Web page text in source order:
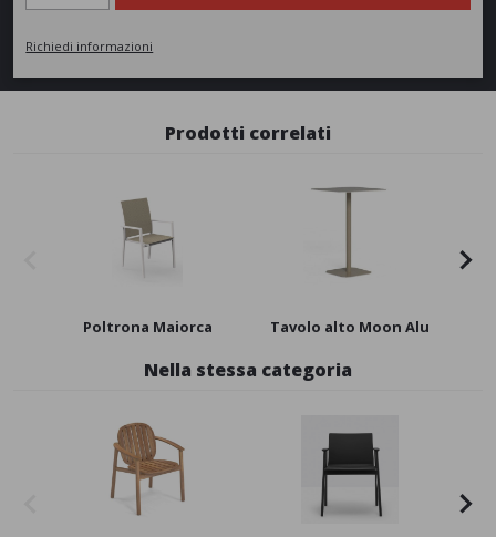
Richiedi informazioni
Prodotti correlati
Poltrona Maiorca Tavolo alto Moon Alu
Nella stessa categoria